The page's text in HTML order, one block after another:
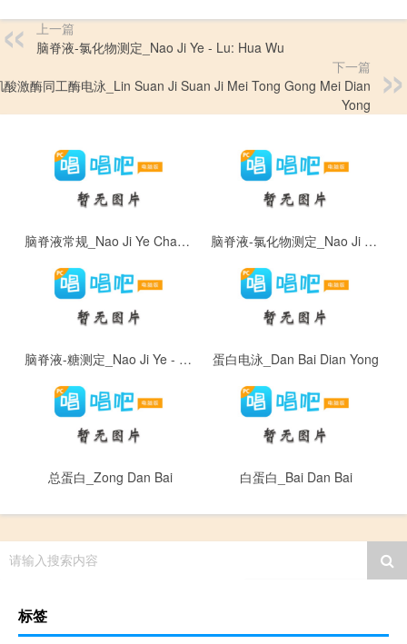
上一篇
脑脊液-氯化物测定_Nao Ji Ye - Lu: Hua Wu
下一篇
酸激酶同工酶电泳_Lin Suan Ji Suan Ji Mei Tong Gong Mei Dian
Yong
脑脊液常规_Nao Ji Ye Chang Gui 脑脊液-氯化物测定_Nao Ji Ye - Lu: Hua Wu
脑脊液-糖测定_Nao Ji Ye - Tang 蛋白电泳_Dan Bai Dian Yong
总蛋白_Zong Dan Bai 白蛋白_Bai Dan Bai
请输入搜索内容
标签